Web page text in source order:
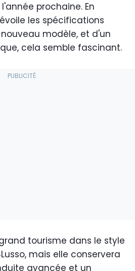
prochaine. En
les spécifications
modèle, et d'un
cela semble fascinant.
tourisme dans le style
mais elle conservera
avancée et un